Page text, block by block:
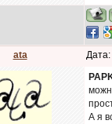
ata
А я